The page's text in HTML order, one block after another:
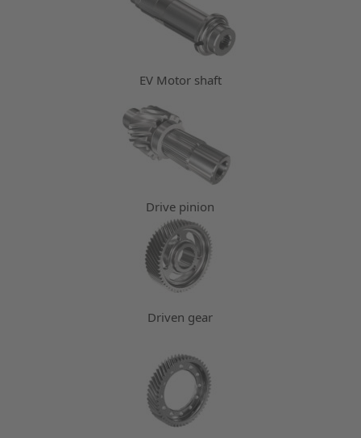
EV Motor shaft
Drive pinion
Driven gear